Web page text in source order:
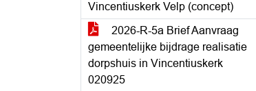
Vincentiuskerk Velp (concept)
2026-R-5a Brief Aanvraag
gemeentelijke bijdrage realisatie
dorpshuis in Vincentiuskerk
020925